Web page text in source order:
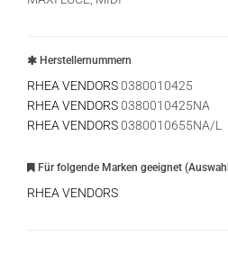
Herstellernummern
RHEA VENDORS0380010425
RHEA VENDORS0380010425NA
RHEA VENDORS0380010655NA/L
Für folgende Marken geeignet
RHEA VENDORS